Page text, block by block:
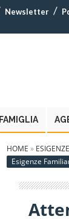
Newsletter
FAMIGLIA
HOME »
Esigenze